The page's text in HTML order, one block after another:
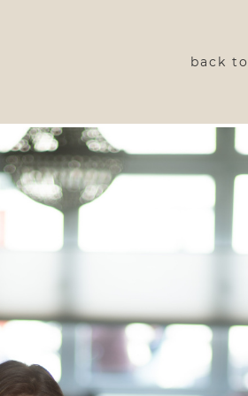
back to